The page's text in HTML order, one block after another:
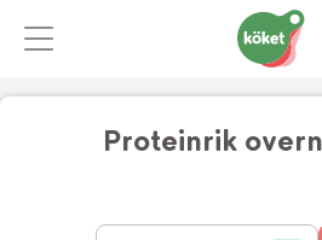
Proteinrik